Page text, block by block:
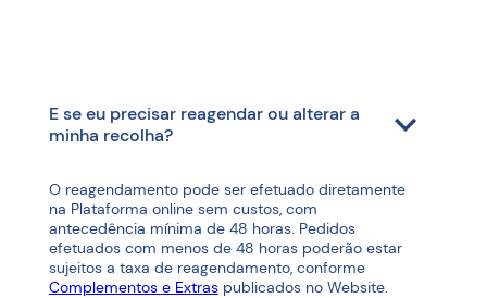
E se eu precisar reagendar ou alterar a
minha recolha?
O reagendamento pode ser efetuado diretamente
na Plataforma online sem custos, com
antecedência mínima de 48 horas. Pedidos
efetuados com menos de 48 horas poderão estar
sujeitos a taxa de reagendamento, conforme
Complementos e Extraspublicados no Website.